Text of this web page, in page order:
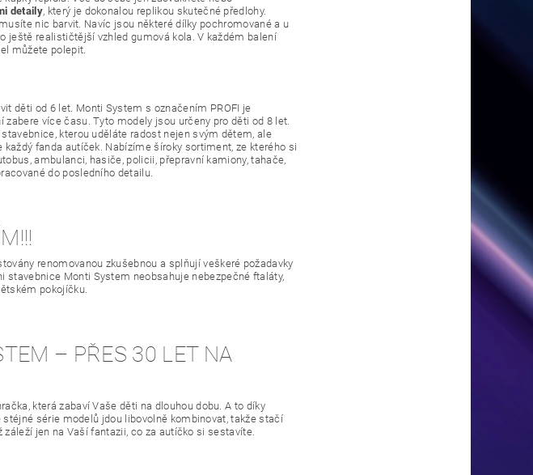
detaily, který je dokonalou replikou skutečné předlohy.
nic barvit. Navíc jsou některé dílky pochromované a u
ještě realističtější vzhled gumová kola. V každém balení
můžete polepit.
děti od 6 let. Monti System s označením PROFI je
více času. Tyto modely jsou určeny pro děti od 8 let.
kterou uděláte radost nejen svým dětem, ale
fanda autíček. Nabízíme šíroky sortiment, ze kterého si
ambulanci, hasiče, policii, přepravní kamiony, tahače,
do posledního detailu.
renomovanou zkušebnou a splňují veškeré požadavky
stavebnice Monti System neobsahuje nebezpečné ftaláty,
pokojíčku.
– PŘES 30 LET NA
která zabaví Vaše děti na dlouhou dobu. A to díky
série modelů jdou libovolně kombinovat, takže stačí
jen na Vaší fantazii, co za autíčko si sestavíte.